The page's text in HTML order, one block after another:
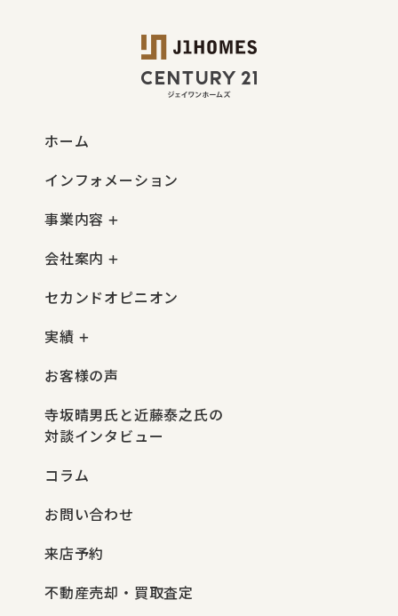
ホーム
インフォメーション
事業内容
会社案内
セカンドオピニオン
実績
お客様の声
寺坂晴男氏と近藤泰之氏の
対談インタビュー
コラム
お問い合わせ
来店予約
不動産売却・買取査定